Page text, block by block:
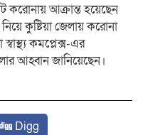
করোনায় আক্রান্ত হয়েছেন
কুষ্টিয়া জেলায় করোনা
কমপ্লেক্স-এর
আহ্বান জানিয়েছেন।
Digg